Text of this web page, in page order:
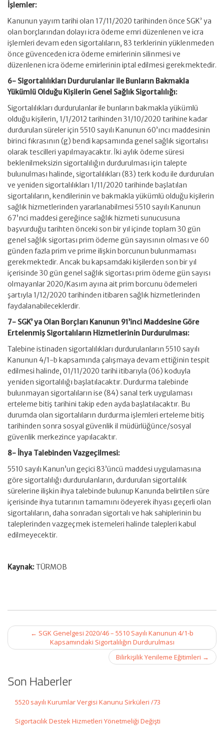
İşlemler:
Kanunun yayım tarihi olan 17/11/2020 tarihinden önce SGK’ ya
olan borçlarından dolayı icra ödeme emri düzenlenen ve icra
işlemleri devam eden sigortalıların, 83 terklerinin yüklenmeden
önce güvenceden icra ödeme emirlerinin silinmesi ve
düzenlenen icra ödeme emirlerinin iptal edilmesi gerekmektedir.
6- Sigortalılıkları Durdurulanlar ile Bunların Bakmakla
Yükümlü Olduğu Kişilerin Genel Sağlık Sigortalılığı:
Sigortalılıkları durdurulanlar ile bunların bakmakla yükümlü
olduğu kişilerin, 1/1/2012 tarihinden 31/10/2020 tarihine kadar
durdurulan süreler için 5510 sayılı Kanunun 60’ıncı maddesinin
birinci fıkrasının (g) bendi kapsamında genel sağlık sigortalısı
olarak tescilleri yapılmayacaktır. İki aylık ödeme süresi
beklenilmeksizin sigortalılığın durdurulması için talepte
bulunulması halinde, sigortalılıkları (83) terk kodu ile durdurulan
ve yeniden sigortalılıkları 1/11/2020 tarihinde başlatılan
sigortalıların, kendilerinin ve bakmakla yükümlü olduğu kişilerin
sağlık hizmetlerinden yararlanabilmesi 5510 sayılı Kanunun
67’nci maddesi gereğince sağlık hizmeti sunucusuna
başvurduğu tarihten önceki son bir yıl içinde toplam 30 gün
genel sağlık sigortası prim ödeme gün sayısının olması ve 60
günden fazla prim ve prime ilişkin borcunun bulunmaması
gerekmektedir. Ancak bu kapsamdaki kişilerden son bir yıl
içerisinde 30 gün genel sağlık sigortası prim ödeme gün sayısı
olmayanlar 2020/Kasım ayına ait prim borcunu ödemeleri
şartıyla 1/12/2020 tarihinden itibaren sağlık hizmetlerinden
faydalanabileceklerdir.
7- SGK’ ya Olan Borçları Kanunun 91’inci Maddesine Göre
Ertelenmiş Sigortalıların Hizmetlerinin Durdurulması:
Talebine istinaden sigortalılıkları durdurulanların 5510 sayılı
Kanunun 4/1-b kapsamında çalışmaya devam ettiğinin tespit
edilmesi halinde, 01/11/2020 tarihi itibarıyla (06) koduyla
yeniden sigortalılığı başlatılacaktır. Durdurma talebinde
bulunmayan sigortalıların ise (84) sanal terk uygulaması
erteleme bitiş tarihini takip eden ayda başlatılacaktır. Bu
durumda olan sigortalıların durdurma işlemleri erteleme bitiş
tarihinden sonra sosyal güvenlik il müdürlüğünce/sosyal
güvenlik merkezince yapılacaktır.
8- İhya Talebinden Vazgeçilmesi:
5510 sayılı Kanun’un geçici 83’üncü maddesi uygulamasına
göre sigortalılığı durdurulanların, durdurulan sigortalılık
sürelerine ilişkin ihya talebinde bulunup Kanunda belirtilen süre
içerisinde ihya tutarının tamamını ödeyerek ihyası geçerli olan
sigortalıların, daha sonradan sigortalı ve hak sahiplerinin bu
taleplerinden vazgeçmek istemeleri halinde talepleri kabul
edilmeyecektir.
Kaynak:TÜRMOB
Post
navigation
← SGK Genelgesi 2020/46 – 5510 Sayılı Kanunun 4/1-b
Kapsamındaki Sigortalılığın Durdurulması
Bilirkişilik Yenileme Eğitimleri →
Son Haberler
5520 sayılı Kurumlar Vergisi Kanunu Sirküleri /73
Sigortacılık Destek Hizmetleri Yönetmeliği Değişti